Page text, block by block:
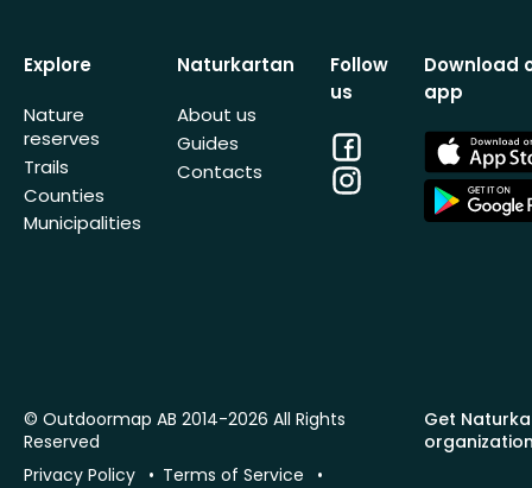
Explore
Nature
reserves
Trails
Counties
Municipalities
Naturkartan
About us
Guides
Contacts
Follow
us
Facebook
Instagram
Download
app
App
Store
App
Store
Get
© Outdoormap AB 2014-2026 All Rights
Reserved
Privacy Policy
Terms of Service